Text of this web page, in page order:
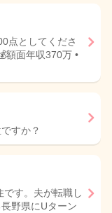
点としてくださ
額面年収370万 •
すか？
す。夫が転職し
野県にUターン